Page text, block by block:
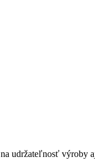
udržateľnosť výroby